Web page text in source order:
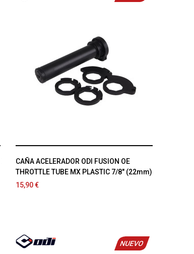
CAÑA ACELERADOR ODI FUSION OE
THROTTLE TUBE MX PLASTIC 7/8" (22mm)
15,90 €
NUEVO